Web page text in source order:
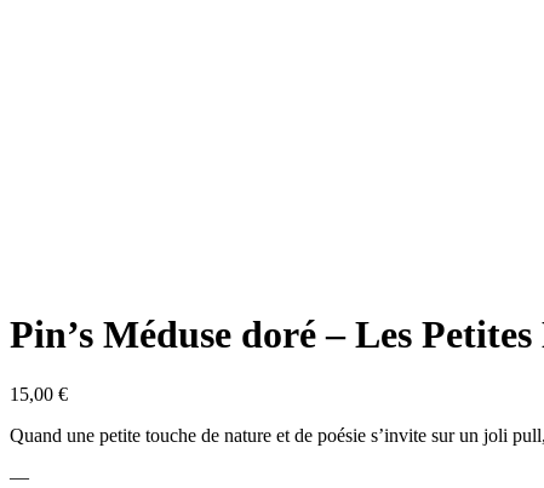
Pin’s Méduse doré – Les
15,00 €
Quand une petite touche de nature et de poésie s’invite sur un joli
—